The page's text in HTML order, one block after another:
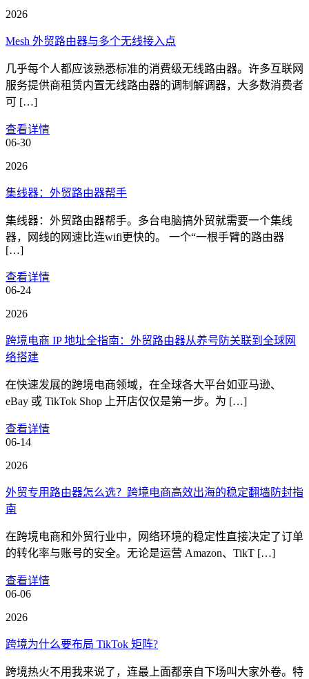
2026
Mesh 外贸路由器与多个无线接入点
几乎每个人都应该熟悉标准的消费级无线路由器。许多互联网
服务提供商租赁内置无线路由器的调制解调器，大多数消费者
可 […]
查看详情
06-30
2026
集线器：外贸路由器帮手
集线器：外贸路由器帮手。多台电脑搞外贸就需要一个集线
器，网线的网速比连wifi更快的。 一个“一根手臂的路由器
[…]
查看详情
06-24
2026
跨境电商 IP 地址全指南：外贸路由器从养号防关联到全球网
络搭建
在快速发展的跨境电商领域，在全球各大平台如亚马逊、
eBay 或 TikTok Shop 上开店仅仅是第一步。为 […]
查看详情
06-14
2026
外贸专用路由器怎么选？跨境电商高效出海的稳定翻墙防封指
南
在跨境电商和外贸行业中，网络环境的稳定性直接决定了订单
的转化率与账号的安全。无论是运营 Amazon、TikT […]
查看详情
06-06
2026
跨境为什么要布局 TikTok 矩阵?
跨境热火不用我来说了，连最上面都亲自下场叫大家外卷。特